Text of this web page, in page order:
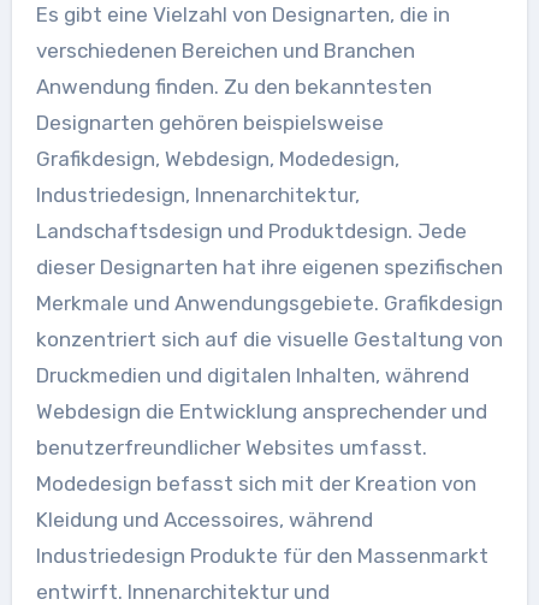
Es gibt eine Vielzahl von Designarten, die in
verschiedenen Bereichen und Branchen
Anwendung finden. Zu den bekanntesten
Designarten gehören beispielsweise
Grafikdesign, Webdesign, Modedesign,
Industriedesign, Innenarchitektur,
Landschaftsdesign und Produktdesign. Jede
dieser Designarten hat ihre eigenen spezifischen
Merkmale und Anwendungsgebiete. Grafikdesign
konzentriert sich auf die visuelle Gestaltung von
Druckmedien und digitalen Inhalten, während
Webdesign die Entwicklung ansprechender und
benutzerfreundlicher Websites umfasst.
Modedesign befasst sich mit der Kreation von
Kleidung und Accessoires, während
Industriedesign Produkte für den Massenmarkt
entwirft. Innenarchitektur und